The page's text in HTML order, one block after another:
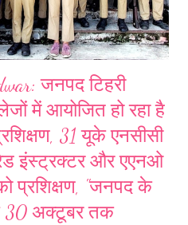
जनपद टिहरी
में आयोजित हो रहा है
31 यूके एनसीसी
इंस्ट्रक्टर और एएनओ
प्रशिक्षण, "जनपद के
अक्टूबर तक